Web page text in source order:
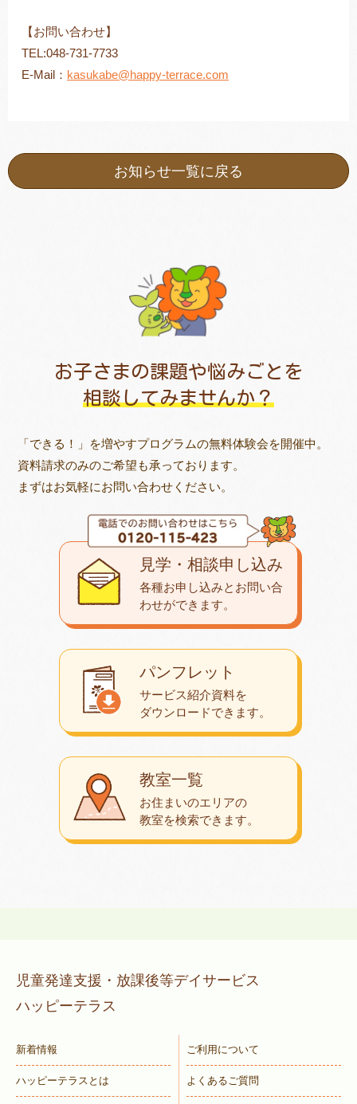
【お問い合わせ】
TEL:048-731-7733
E-Mail： kasukabe@happy-terrace.com
お知らせ一覧に戻る
お子さまの課題や悩みごとを
相談してみませんか？
「できる！」を増やすプログラムの無料体験会を開催中。
資料請求のみのご希望も承っております。
まずはお気軽にお問い合わせください。
教室一覧
お住まいのエリアの
教室を検索できます。
パンフレット
サービス紹介資料を
ダウンロードできます。
見学・相談申し込み
各種お申し込みとお問い合
わせができます。
児童発達支援・放課後等デイサービス
ハッピーテラス
新着情報
ハッピーテラスとは
ご利用について
よくあるご質問